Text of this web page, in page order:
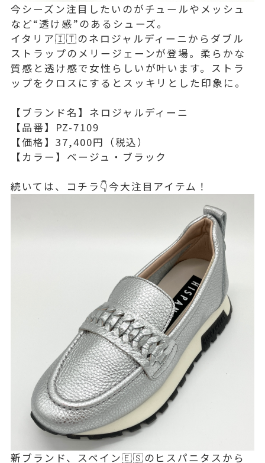
今シーズン注目したいのがチュールやメッシュ
など“透け感”のあるシューズ。
イタリア🇮🇹のネロジャルディーニからダブル
ストラップのメリージェーンが登場。柔らかな
質感と透け感で女性らしいが叶います。ストラ
ップをクロスにするとスッキリとした印象に。
【ブランド名】ネロジャルディーニ
【品番】PZ-7109
【価格】37,400円（税込）
【カラー】ベージュ・ブラック
続いては、コチラ👇今大注目アイテム！
新ブランド、スペイン🇪🇸のヒスパニタスから